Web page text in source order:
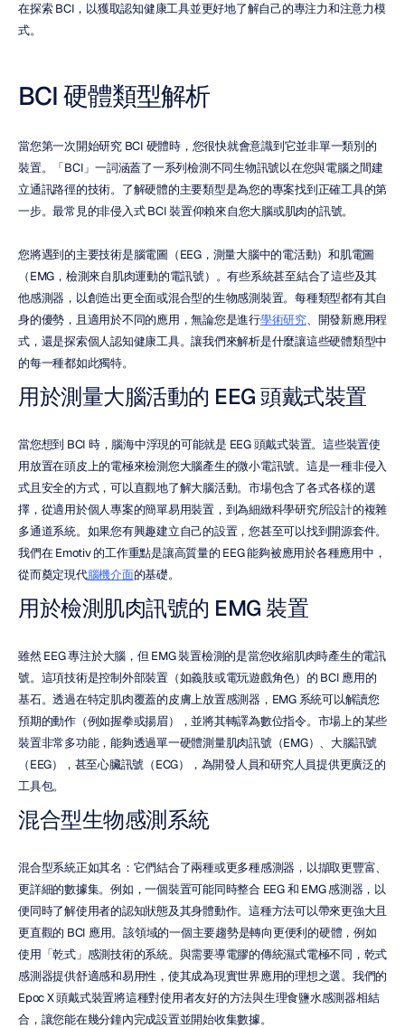
在探索 BCI，以獲取認知健康工具並更好地了解自己的專注力和注意力模
式。
BCI 硬體類型解析
當您第一次開始研究 BCI 硬體時，您很快就會意識到它並非單一類別的
裝置。「BCI」一詞涵蓋了一系列檢測不同生物訊號以在您與電腦之間建
立通訊路徑的技術。了解硬體的主要類型是為您的專案找到正確工具的第
一步。最常見的非侵入式 BCI 裝置仰賴來自您大腦或肌肉的訊號。
您將遇到的主要技術是腦電圖（EEG，測量大腦中的電活動）和肌電圖
（EMG，檢測來自肌肉運動的電訊號）。有些系統甚至結合了這些及其
他感測器，以創造出更全面或混合型的生物感測裝置。每種類型都有其自
身的優勢，且適用於不同的應用，無論您是進行學術研究、開發新應用程
式，還是探索個人認知健康工具。讓我們來解析是什麼讓這些硬體類型中
的每一種都如此獨特。
用於測量大腦活動的 EEG 頭戴式裝置
當您想到 BCI 時，腦海中浮現的可能就是 EEG 頭戴式裝置。這些裝置使
用放置在頭皮上的電極來檢測您大腦產生的微小電訊號。這是一種非侵入
式且安全的方式，可以直觀地了解大腦活動。市場包含了各式各樣的選
擇，從適用於個人專案的簡單易用裝置，到為細緻科學研究所設計的複雜
多通道系統。如果您有興趣建立自己的設置，您甚至可以找到開源套件。
我們在 Emotiv 的工作重點是讓高質量的 EEG 能夠被應用於各種應用中，
從而奠定現代腦機介面的基礎。
用於檢測肌肉訊號的 EMG 裝置
雖然 EEG 專注於大腦，但 EMG 裝置檢測的是當您收縮肌肉時產生的電訊
號。這項技術是控制外部裝置（如義肢或電玩遊戲角色）的 BCI 應用的
基石。透過在特定肌肉覆蓋的皮膚上放置感測器，EMG 系統可以解讀您
預期的動作（例如握拳或揚眉），並將其轉譯為數位指令。市場上的某些
裝置非常多功能，能夠透過單一硬體測量肌肉訊號（EMG）、大腦訊號
（EEG），甚至心臟訊號（ECG），為開發人員和研究人員提供更廣泛的
工具包。
混合型生物感測系統
混合型系統正如其名：它們結合了兩種或更多種感測器，以擷取更豐富、
更詳細的數據集。例如，一個裝置可能同時整合 EEG 和 EMG 感測器，以
便同時了解使用者的認知狀態及其身體動作。這種方法可以帶來更強大且
更直觀的 BCI 應用。該領域的一個主要趨勢是轉向更便利的硬體，例如
使用「乾式」感測技術的系統。與需要導電膠的傳統濕式電極不同，乾式
感測器提供舒適感和易用性，使其成為現實世界應用的理想之選。我們的
Epoc X 頭戴式裝置將這種對使用者友好的方法與生理食鹽水感測器相結
合，讓您能在幾分鐘內完成設置並開始收集數據。